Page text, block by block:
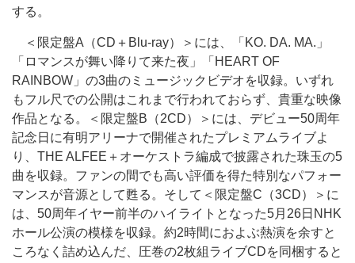
する。
＜限定盤A（CD＋Blu-ray）＞には、「KO. DA. MA.」
「ロマンスが舞い降りて来た夜」「HEART OF
RAINBOW」の3曲のミュージックビデオを収録。いずれ
もフル尺での公開はこれまで行われておらず、貴重な映像
作品となる。＜限定盤B（2CD）＞には、デビュー50周年
記念日に有明アリーナで開催されたプレミアムライブよ
り、THE ALFEE＋オーケストラ編成で披露された珠玉の5
曲を収録。ファンの間でも高い評価を得た特別なパフォー
マンスが音源として甦る。そして＜限定盤C（3CD）＞に
は、50周年イヤー前半のハイライトとなった5月26日NHK
ホール公演の模様を収録。約2時間におよぶ熱演を余すと
ころなく詰め込んだ、圧巻の2枚組ライブCDを同梱すると